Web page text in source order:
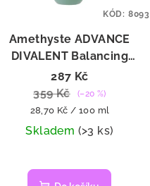
Amethyste ADVANCE
DIVALENT Balancing
Soothing Shampoo - na
mastné kořínky 250 ml
287 Kč
359 Kč
(–20 %)
Měrná
cena:
28,70 Kč / 100 ml
Skladem (>3 ks)
KÓD: 8093